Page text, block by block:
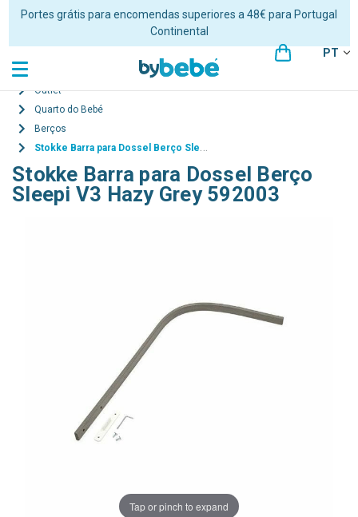
Portes grátis para encomendas superiores a 48€ para Portugal
Continental
PT
Outlet
Quarto do Bebé
Berços
Stokke Barra para Dossel Berço Sleepi V3 Hazy Grey 592003
Stokke Barra para Dossel Berço
Sleepi V3 Hazy Grey 592003
Tap or pinch to expand